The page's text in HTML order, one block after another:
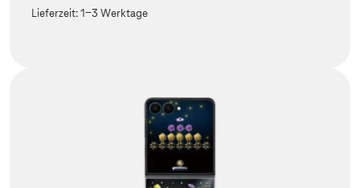
Lieferzeit:1-3 Werktage